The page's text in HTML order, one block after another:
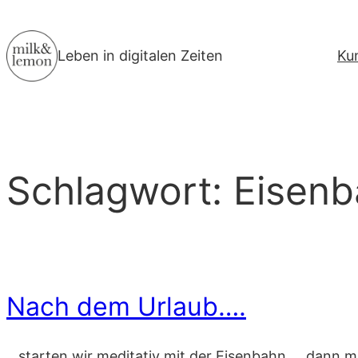
Inhalt
springenLeben in digitalen Zeiten
Schlagwort:
Nach dem Urlaub….